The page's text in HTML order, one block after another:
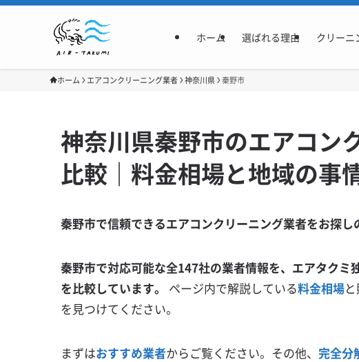
ホーム 選ばれる理由 クリーニ
ホーム エアコンクリーニング業者 神奈川県 秦野市
神奈川県秦野市のエアコン
比較｜料金相場と地域の事
秦野市で信頼できるエアコンクリーニング業者をお探し
秦野市で対応可能な全147社の業者情報を、エアタク
を比較しています。
ページ内で解説している料金相場
を見つけてください。
まずはおすすめ業者からご覧ください。その他、 完全分